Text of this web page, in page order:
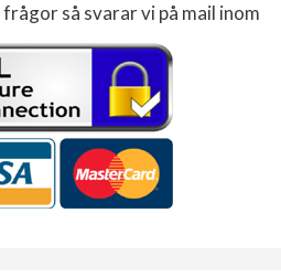
så svarar vi på mail inom